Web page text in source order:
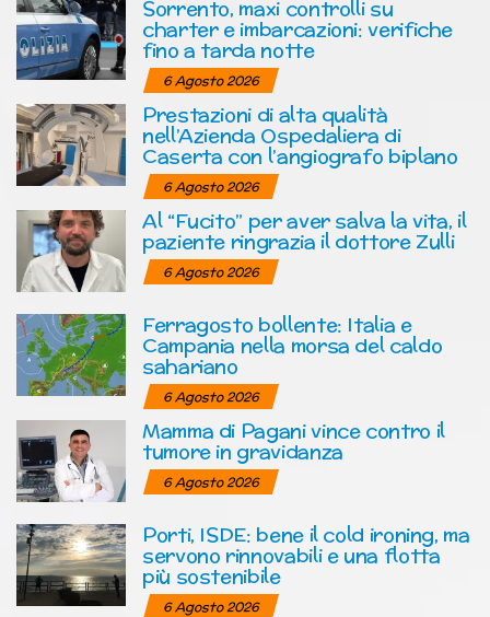
Sorrento, maxi controlli su
charter e imbarcazioni: verifiche
fino a tarda notte
6 Agosto 2026
Prestazioni di alta qualità
nell’Azienda Ospedaliera di
Caserta con l’angiografo biplano
6 Agosto 2026
Al “Fucito” per aver salva la vita, il
paziente ringrazia il dottore Zulli
6 Agosto 2026
Ferragosto bollente: Italia e
Campania nella morsa del caldo
sahariano
6 Agosto 2026
Mamma di Pagani vince contro il
tumore in gravidanza
6 Agosto 2026
Porti, ISDE: bene il cold ironing, ma
servono rinnovabili e una flotta
più sostenibile
6 Agosto 2026